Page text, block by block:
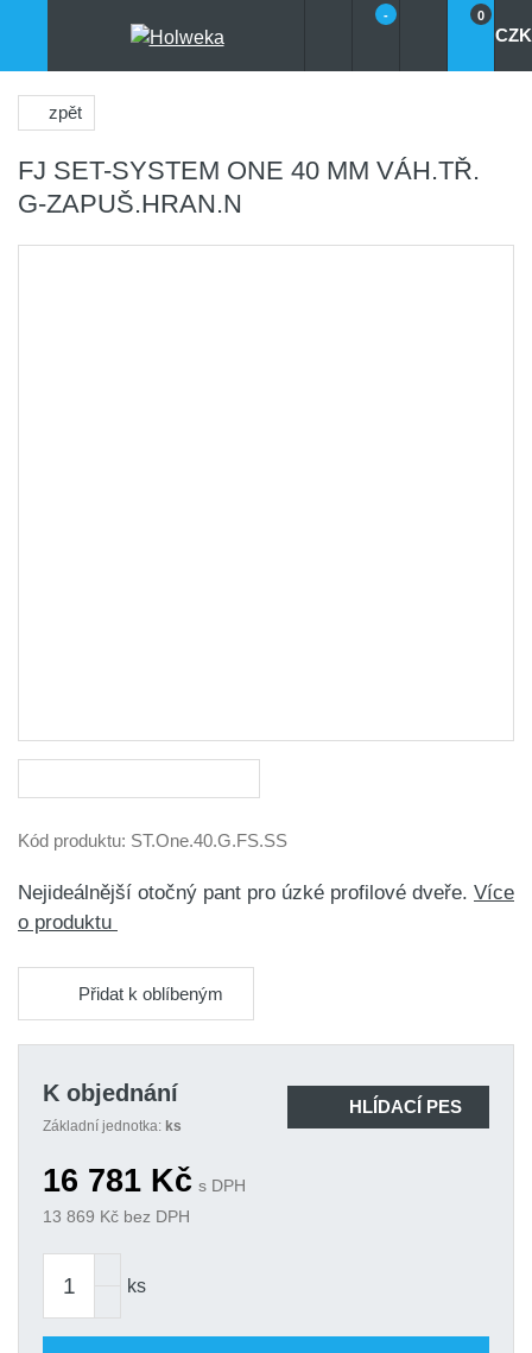
- 0
CZK
zpět
FJ SET-SYSTEM ONE 40 MM VÁH.TŘ.
G-ZAPUŠ.HRAN.N
Kód produktu: ST.One.40.G.FS.SS
Nejideálnější otočný pant pro úzké profilové dveře. Více
o produktu
Přidat k oblíbeným
K objednání
Základní jednotka: ks
HLÍDACÍ PES
16 781 Kč s DPH
13 869 Kč bez DPH
ks